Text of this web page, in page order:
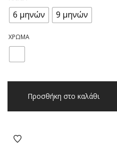
29.99 €.είναι:
24.00 €.
6 μηνών 9 μηνών
ΧΡΏΜΑ
Chicco
ποσότητα
Προσθήκη στο καλάθι